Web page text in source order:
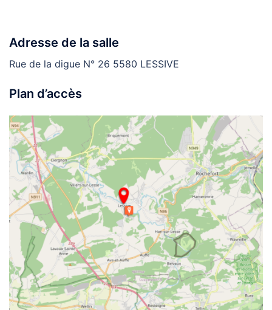
Adresse de la salle
Rue de la digue N° 26 5580 LESSIVE
Plan d’accès